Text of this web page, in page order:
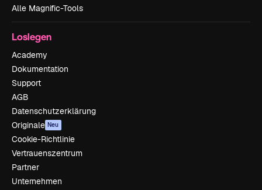
Alle Magnific-Tools
Loslegen
Academy
Dokumentation
Support
AGB
Datenschutzerklärung
Originale Neu
Cookie-Richtlinie
Vertrauenszentrum
Partner
Unternehmen